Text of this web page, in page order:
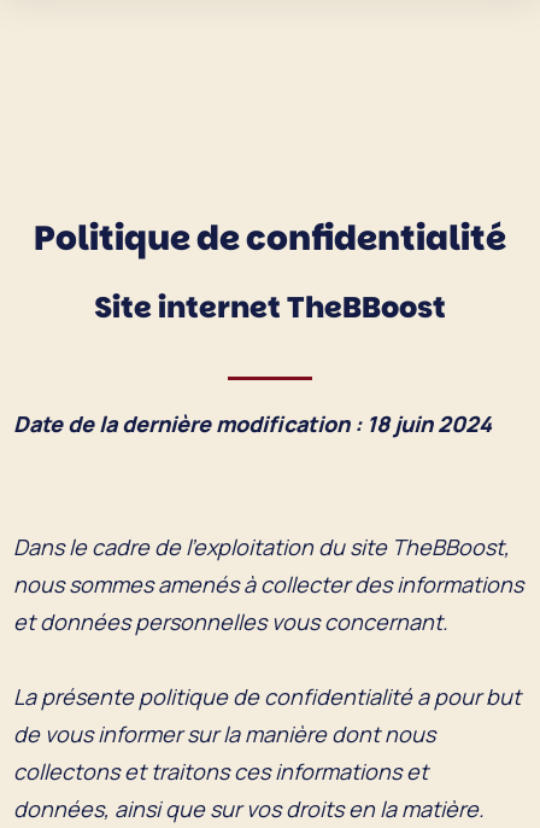
Politique de confidentialité
Site internet TheBBoost
Date de la dernière modification : 18 juin 2024
Dans le cadre de l'exploitation du site TheBBoost,
nous sommes amenés à collecter des informations
et données personnelles vous concernant.
La présente politique de confidentialité a pour but
de vous informer sur la manière dont nous
collectons et traitons ces informations et
données, ainsi que sur vos droits en la matière.